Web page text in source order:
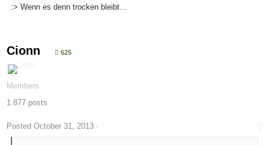
:> Wenn es denn trocken bleibt...
Cionn 625
Members
1.877 posts
Posted October 31, 2013 ·